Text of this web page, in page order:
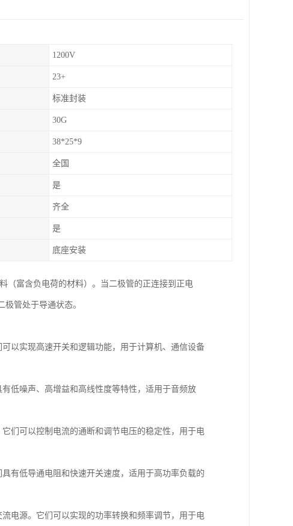
1200V
23+
标准封装
30G
38*25*9
全国
是
齐全
是
底座安装
（富含负电荷的材料）。当二极管的正连接到正电
管处于导通状态。
以实现高速开关和逻辑功能，用于计算机、通信设备
低噪声、高增益和高线性度等特性，适用于音频放
们可以控制电流的通断和调节电压的稳定性，用于电
有低导通电阻和快速开关速度，适用于高功率负载的
电源。它们可以实现的功率转换和频率调节，用于电